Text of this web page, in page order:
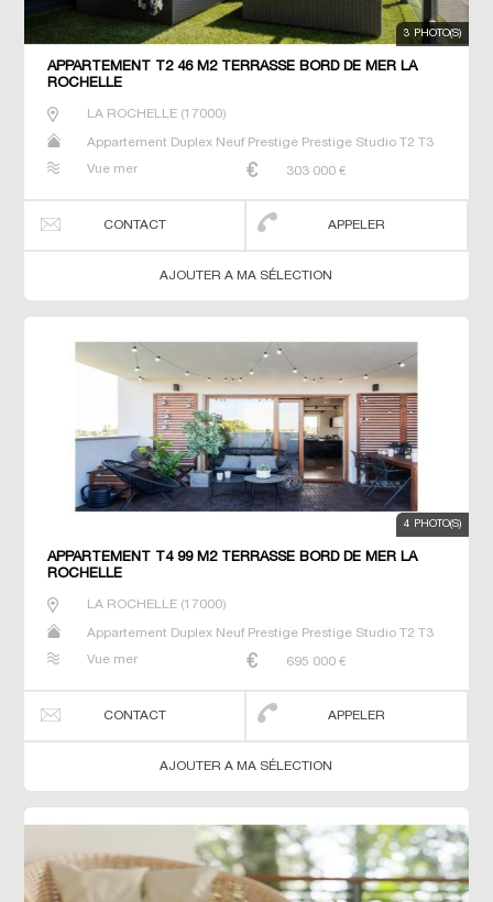
3 PHOTO(S)
APPARTEMENT T2 46 M2 TERRASSE BORD DE MER LA
ROCHELLE
LA ROCHELLE(17000)
Appartement Duplex Neuf Prestige Prestige Studio T2 T3
Vue mer
303 000 €
CONTACT APPELER
AJOUTER A MA SÉLECTION
4 PHOTO(S)
APPARTEMENT T4 99 M2 TERRASSE BORD DE MER LA
ROCHELLE
LA ROCHELLE(17000)
Appartement Duplex Neuf Prestige Prestige Studio T2 T3
Vue mer
695 000 €
CONTACT APPELER
AJOUTER A MA SÉLECTION